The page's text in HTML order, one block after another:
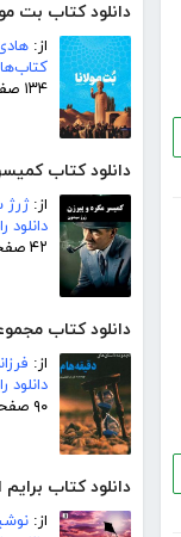
دانلود کتاب بت
از:
۱۳۴ صفحه
دانلود کتاب
از:ژرژ
دانلود
۴۲ صفحه
دانلود کتاب
از:
۹۰ صفحه
دانلود کتاب برایم
از: